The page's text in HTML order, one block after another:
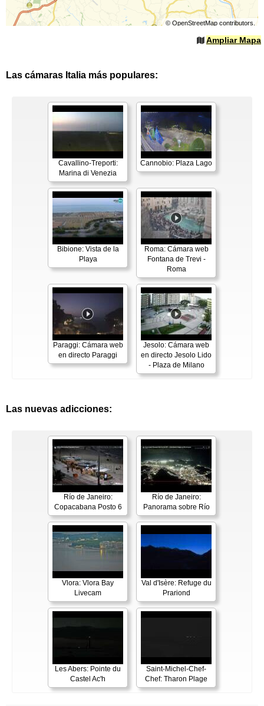
© OpenStreetMapcontributors.
Ampliar Mapa
Las cámaras Italia más populares:
Cavallino-Treporti:
Marina di Venezia
Cannobio: Plaza Lago
Bibione: Vista de la
Playa
Roma: Cámara web
Fontana de Trevi -
Roma
Paraggi: Cámara web
en directo Paraggi
Jesolo: Cámara web
en directo Jesolo Lido
- Plaza de Milano
Las nuevas adicciones:
Río de Janeiro:
Copacabana Posto 6
Río de Janeiro:
Panorama sobre Río
Vlora: Vlora Bay
Livecam
Val d'Isère: Refuge du
Prariond
Les Abers: Pointe du
Castel Ac'h
Saint-Michel-Chef-
Chef: Tharon Plage